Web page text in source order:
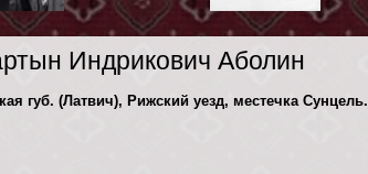
Индрикович Аболин
губ. (Латвич), Рижский уезд, местечка Сунцель.